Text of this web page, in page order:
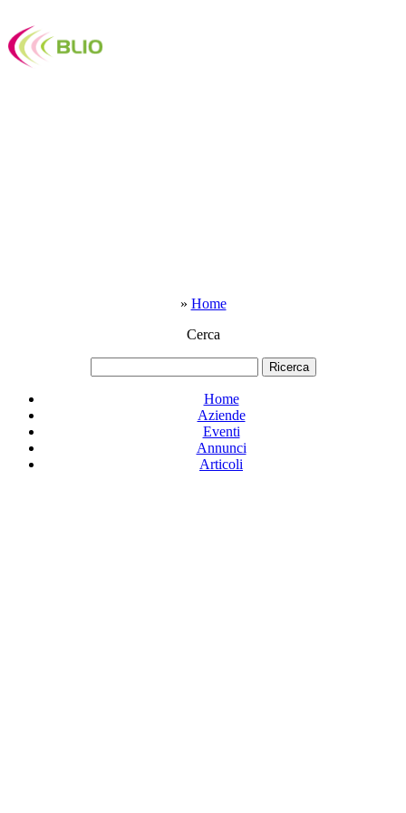
» Home
Cerca
Home
Aziende
Eventi
Annunci
Articoli